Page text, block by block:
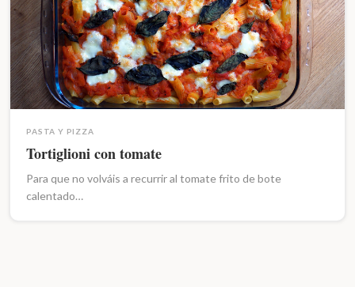
PASTA Y PIZZA
Tortiglioni con tomate
Para que no volváis a recurrir al tomate frito de bote
calentado…